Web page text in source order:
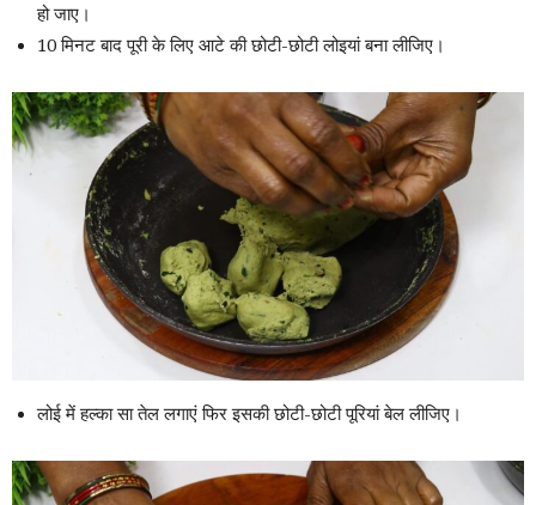
हो जाए।
10 मिनट बाद पूरी के लिए आटे की छोटी-छोटी लोइयां बना लीजिए।
लोई में हल्का सा तेल लगाएं फिर इसकी छोटी-छोटी पूरियां बेल लीजिए।